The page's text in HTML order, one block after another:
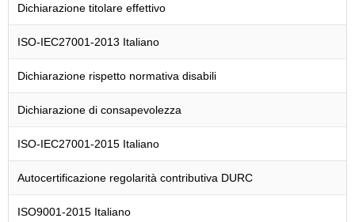
Dichiarazione titolare effettivo
ISO-IEC27001-2013 Italiano
Dichiarazione rispetto normativa disabili
Dichiarazione di consapevolezza
ISO-IEC27001-2015 Italiano
Autocertificazione regolarità contributiva DURC
ISO9001-2015 Italiano